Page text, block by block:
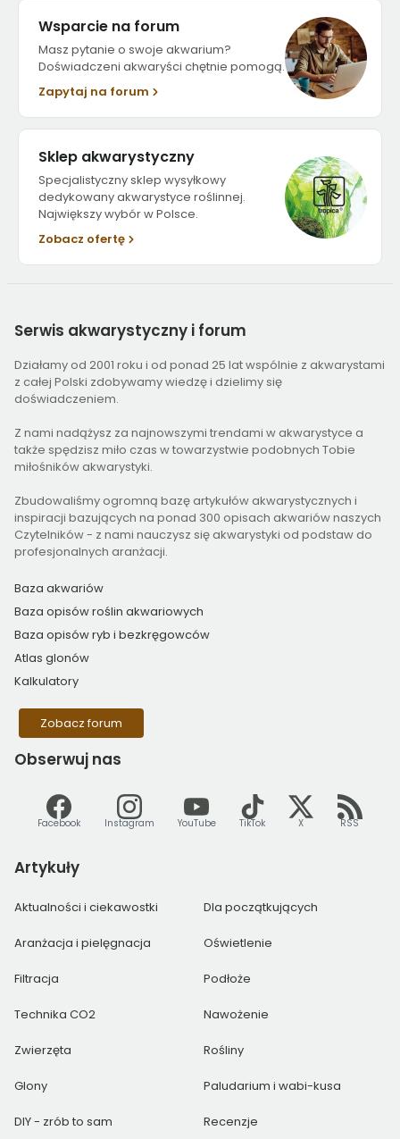
Wsparcie na forum
Masz pytanie o swoje akwarium?
Doświadczeni akwaryści chętnie pomogą.
Zapytaj na forum
Sklep akwarystyczny
Specjalistyczny sklep wysyłkowy
dedykowany akwarystyce roślinnej.
Największy wybór w Polsce.
Zobacz ofertę
Serwis akwarystyczny i forum
Działamy od 2001 roku i od ponad 25 lat wspólnie z akwarystami
z całej Polski zdobywamy wiedzę i dzielimy się
doświadczeniem.
Z nami nadążysz za najnowszymi trendami w akwarystyce a
także spędzisz miło czas w towarzystwie podobnych Tobie
miłośników akwarystyki.
Zbudowaliśmy ogromną bazę artykułów akwarystycznych i
inspiracji bazujących na ponad 300 opisach akwariów naszych
Czytelników - z nami nauczysz się akwarystyki od podstaw do
profesjonalnych aranżacji.
Baza akwariów
Baza opisów roślin akwariowych
Baza opisów ryb i bezkręgowców
Atlas glonów
Kalkulatory
Zobacz forum
Obserwuj nas
Facebook Instagram YouTube TikTok X RSS
Artykuły
Aktualności i ciekawostki Dla początkujących
Aranżacja i pielęgnacja Oświetlenie
Filtracja Podłoże
Technika CO2 Nawożenie
Zwierzęta Rośliny
Glony Paludarium i wabi-kusa
DIY - zrób to sam Recenzje